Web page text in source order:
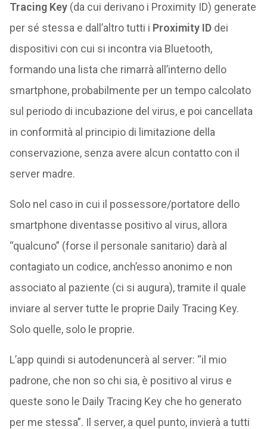
Tracing Key(da cui derivano i Proximity ID) generate
per sé stessa e dall’altro tutti i Proximity ID dei
dispositivi con cui si incontra via Bluetooth,
formando una lista che rimarrà all’interno dello
smartphone, probabilmente per un tempo calcolato
sul periodo di incubazione del virus, e poi cancellata
in conformità al principio di limitazione della
conservazione, senza avere alcun contatto con il
server madre.
Solo nel caso in cui il possessore/portatore dello
smartphone diventasse positivo al virus, allora
“qualcuno” (forse il personale sanitario) darà al
contagiato un codice, anch’esso anonimo e non
associato al paziente (ci si augura), tramite il quale
inviare al server tutte le proprie Daily Tracing Key.
Solo quelle, solo le proprie.
L’app quindi si autodenuncerà al server: “il mio
padrone, che non so chi sia, è positivo al virus e
queste sono le Daily Tracing Key che ho generato
per me stessa”. Il server, a quel punto, invierà a tutti